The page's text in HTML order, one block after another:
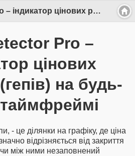
GapDetector Pro – індикатор цінових розривів (гепів) на будь-якому таймфреймі
Pro –
цінових
на будь-
- це ділянки на графіку, де ціна
відрізняється від закриття
між ними незаповнений